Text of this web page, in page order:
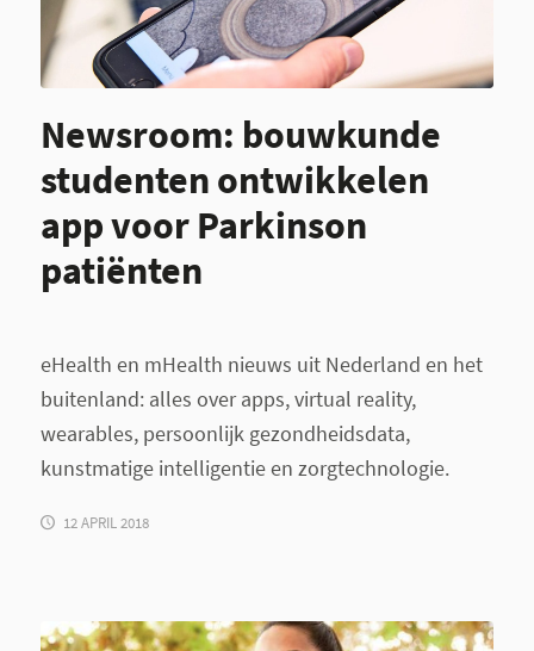
Newsroom: bouwkunde
studenten ontwikkelen
app voor Parkinson
patiënten
eHealth en mHealth nieuws uit Nederland en het
buitenland: alles over apps, virtual reality,
wearables, persoonlijk gezondheidsdata,
kunstmatige intelligentie en zorgtechnologie.
12 APRIL 2018